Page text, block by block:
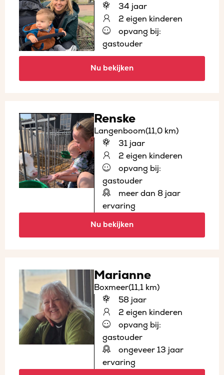
34 jaar
2 eigen kinderen
opvang bij:
gastouder
Nu bekijken
Renske
Langenboom(11,0 km)
31 jaar
2 eigen kinderen
opvang bij:
gastouder
meer dan 8 jaar
ervaring
Nu bekijken
Marianne
Boxmeer(11,1 km)
58 jaar
2 eigen kinderen
opvang bij:
gastouder
ongeveer 13 jaar
ervaring